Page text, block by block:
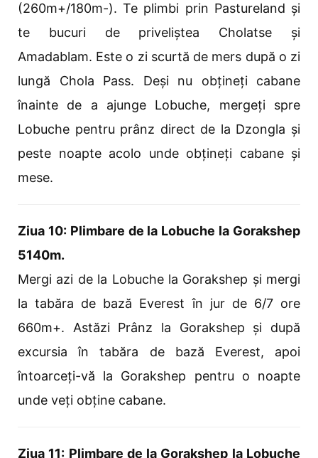
(260m+/180m-). Te plimbi prin Pastureland și
te bucuri de priveliștea Cholatse și
Amadablam. Este o zi scurtă de mers după o zi
lungă Chola Pass. Deși nu obțineți cabane
înainte de a ajunge Lobuche, mergeți spre
Lobuche pentru prânz direct de la Dzongla și
peste noapte acolo unde obțineți cabane și
mese.
Ziua 10: Plimbare de la Lobuche la Gorakshep
5140m.
Mergi azi de la Lobuche la Gorakshep și mergi
la tabăra de bază Everest în jur de 6/7 ore
660m+. Astăzi Prânz la Gorakshep și după
excursia în tabăra de bază Everest, apoi
întoarceți-vă la Gorakshep pentru o noapte
unde veți obține cabane.
Ziua 11: Plimbare de la Gorakshep la Lobuche